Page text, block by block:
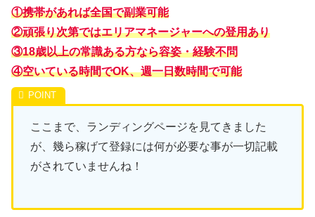
①携帯があれば全国で副業可能
②頑張り次第ではエリアマネージャーへの登用あり
③18歳以上の常識ある方なら容姿・経験不問
④空いている時間でOK、週一日数時間で可能
ここまで、ランディングページを見てきました
が、幾ら稼げて登録には何が必要な事が一切記載
がされていませんね！